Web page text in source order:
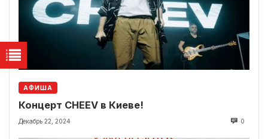
АФИША
Концерт CHEEV в Киеве!
Декабрь 22, 2024 0